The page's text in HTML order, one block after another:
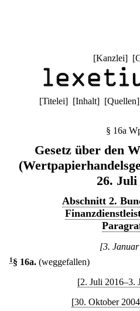
[Kanzlei] [
[Titelei] [Inhalt] [Quellen]
§ 16a
Gesetz über den
26. Juli
Abschnitt 2.
[3.
1 § 16a. (weggefallen)
[2. Juli 2016–3.
[30. Oktober